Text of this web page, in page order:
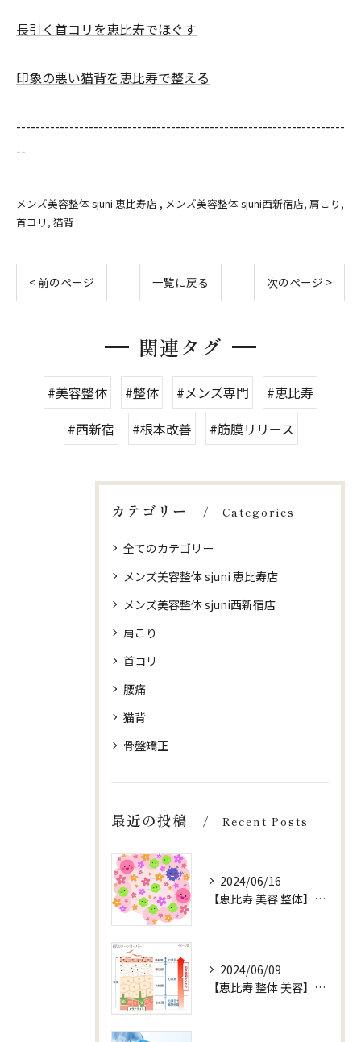
長引く首コリを恵比寿でほぐす
印象の悪い猫背を恵比寿で整える
--------------------------------------------------------------------
--
メンズ美容整体 sjuni 恵比寿店 メンズ美容整体 sjuni西新宿店 肩こり
首コリ 猫背
< 前のページ 一覧に戻る 次のページ >
関連タグ
#美容整体 #整体 #メンズ専門
#恵比寿
#西新宿
#根本改善 #筋膜リリース
カテゴリー Categories
全てのカテゴリー
メンズ美容整体 sjuni 恵比寿店
メンズ美容整体 sjuni西新宿店
肩こり
首コリ
腰痛
猫背
骨盤矯正
最近の投稿 Recent Posts
2024/06/16
【恵比寿 美容 整体】【健康 腸内環境】
2024/06/09
【恵比寿 整体 美容】お水 ターンオーバー